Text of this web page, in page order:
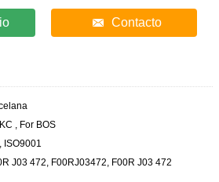
Contacto
, For BOS
ISO9001
J03 472, F00RJ03472, F00R J03 472